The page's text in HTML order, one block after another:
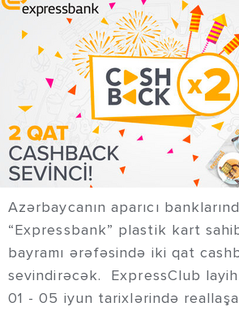
Azərbaycanın aparıcı
“Expressbank” plastik kart
bayramı ərəfəsində iki qat
sevindirəcək. ExpressClub
01 - 05 iyun tarixlərində